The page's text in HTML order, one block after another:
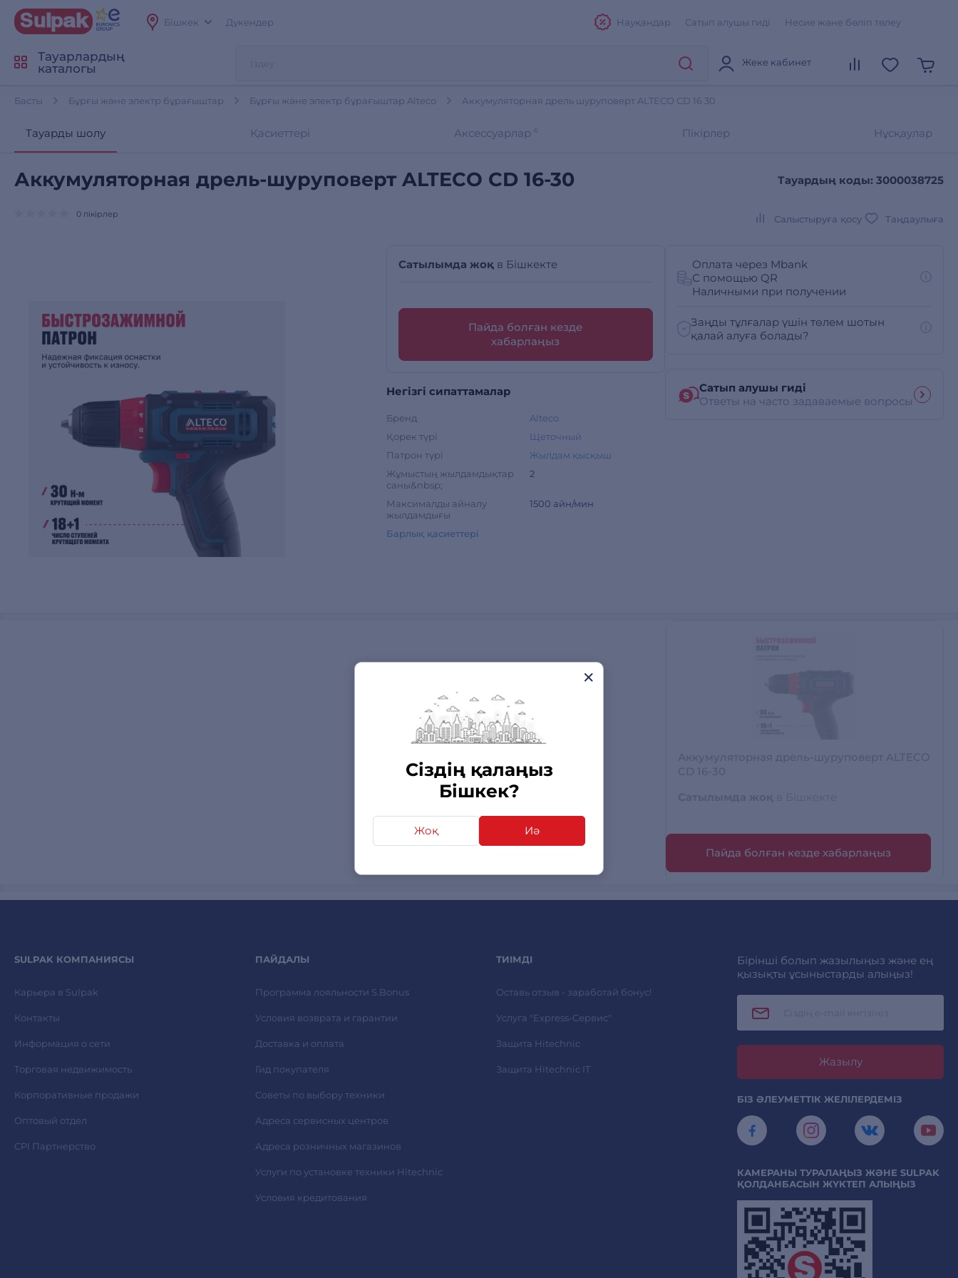
Сіздің қалаңыз
Бішкек?
Жоқ Иә
Бішкек Дүкендер Науқандар Сатып алушы гиді Несие және бөліп төлеу
Тауарлардың
каталогы
Жеке кабинет
Басты Бұрғы және электр бұрағыштар Бұрғы және электр бұрағыштар Alteco Аккумуляторная дрель шуруповерт ALTECO CD 16 30
Тауарды шолу Қасиеттері Аксессуарлар 6 Пікірлер Нұсқаулар
Аккумуляторная дрель-шуруповерт ALTECO CD 16-30 Тауардың коды: 3000038725
0 пікірлер Салыстыруға қосу Таңдаулыға
Сатылымда жоқв Бішкекте
Пайда болған кезде
хабарлаңыз
Негізгі сипаттамалар
Бренд
Alteco
Қорек түрі
Щеточный
Патрон түрі
Жылдам қысқыш
Жұмыстың жылдамдықтар
саны&nbsp;
2
Максималды айналу
жылдамдығы
1500 айн/мин
Барлық қасиеттері
Оплата через Mbank
С помощью QR
Наличными при получении
Заңды тұлғалар үшін төлем шотын
қалай алуға болады?
Сатып алушы гиді
Ответы на часто задаваемые вопросы
Пайда болған кезде хабарлаңыз
SULPAK КОМПАНИЯСЫ
Карьера в Sulpak
Контакты
Информация о сети
Торговая недвижимость
Корпоративные продажи
Оптовый отдел
CPI Партнерство
ПАЙДАЛЫ
Программа лояльности S.Bonus
Условия возврата и гарантии
Доставка и оплата
Гид покупателя
Советы по выбору техники
Адреса сервисных центров
Адреса розничных магазинов
Услуги по установке техники Hitechnic
Условия кредитования
ТИІМДІ
Оставь отзыв - заработай бонус!
Услуга "Express-Сервис"
Защита Hitechnic
Защита Hitechnic IT
Бірінші болып жазылыңыз және ең
қызықты ұсыныстарды алыңыз!
Жазылу
БІЗ ӘЛЕУМЕТТІК ЖЕЛІЛЕРДЕМІЗ
КАМЕРАНЫ ТУРАЛАҢЫЗ ЖӘНЕ SULPAK
ҚОЛДАНБАСЫН ЖҮКТЕП АЛЫҢЫЗ